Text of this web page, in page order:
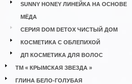
SUNNY HONEY ЛИНЕЙКА НА ОСНОВЕ
МЁДА
СЕРИЯ DOM DETOX ЧИСТЫЙ ДОМ
КОСМЕТИКА С ОБЛЕПИХОЙ
ДП КОСМЕТИКА ДЛЯ ВОЛОС
ТМ « КРЫМСКАЯ ЗВЕЗДА »
ГЛИНА БЕЛО-ГОЛУБАЯ